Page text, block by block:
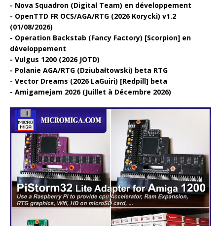
Nova Squadron (Digital Team) en développement
OpenTTD FR OCS/AGA/RTG (2026 Korycki) v1.2
(01/08/2026)
Operation Backstab (Fancy Factory) [Scorpion] en
développement
Vulgus 1200 (2026 JOTD)
Polanie AGA/RTG (Dziubałtowski) beta RTG
Vector Dreams (2026 LaGuiri) [Redpill] beta
Amigamejam 2026 (Juillet à Décembre 2026)